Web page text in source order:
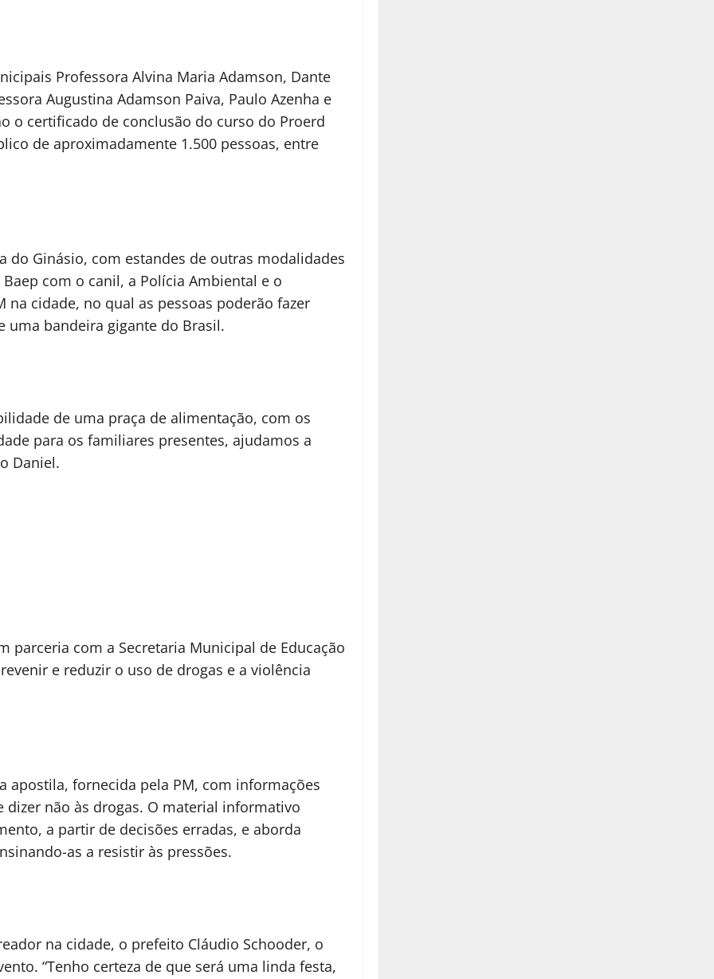
Professora Alvina Maria Adamson, Dante
Augustina Adamson Paiva, Paulo Azenha e
o certificado de conclusão do curso do Proerd
de aproximadamente 1.500 pessoas, entre
do Ginásio, com estandes de outras modalidades
com o canil, a Polícia Ambiental e o
cidade, no qual as pessoas poderão fazer
uma bandeira gigante do Brasil.
de uma praça de alimentação, com os
para os familiares presentes, ajudamos a
Daniel.
parceria com a Secretaria Municipal de Educação
e reduzir o uso de drogas e a violência
apostila, fornecida pela PM, com informações
não às drogas. O material informativo
a partir de decisões erradas, e aborda
as a resistir às pressões.
na cidade, o prefeito Cláudio Schooder, o
“Tenho certeza de que será uma linda festa,